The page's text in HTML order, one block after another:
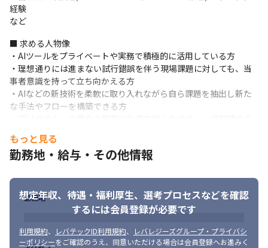
スキルを身につけ、最速で成長できる環境です。
入社後は経験豊富なPMが並走しながらOJT形式で丁寧にサポート
します。PM業務でもAIを積極活用しており、Claude Codeでの資
料作成やAIによる要件定義など、開発未経験でも実践を通じて幅
広いITコンサルティングの知見を身につけられる環境です。
③変化と挑戦が多い環境だからこそ得られる「チャンス」と「ポ
基盤を背景に、事業は急速に拡大しています。組織づくりはまさ
にこれからであり、そのスピードギャップこそが、大きなポスト
経験
など
■ 求める人物像
・AIツールをプライベートや実務で積極的に活用している方
・理想通りには進まない試行錯誤を伴う現場課題に対しても、当
事者意識を持って立ち向かえる方
・AIなどの新技術を柔軟に取り入れながら自ら課題を抽出し新た
な手法やフローを構築できる方
もっと見る
勤務地・給与・その他情報
想定年収、待遇・福利厚生、 選考プロセスなどを確認
するには会員登録が必要です
利用規約、 レバテックID利用規約、
レバレジーズグループ・プライバシ
ーポリシーをご確認のうえ、同意いただける場合は会員登録へお進みく
勤務地